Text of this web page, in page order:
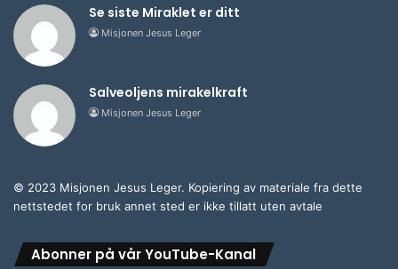
Se siste Miraklet er ditt
Misjonen Jesus Leger
Salveoljens mirakelkraft
Misjonen Jesus Leger
© 2023 Misjonen Jesus Leger. Kopiering av materiale fra dette
nettstedet for bruk annet sted er ikke tillatt uten avtale
Abonner på vår YouTube-Kanal